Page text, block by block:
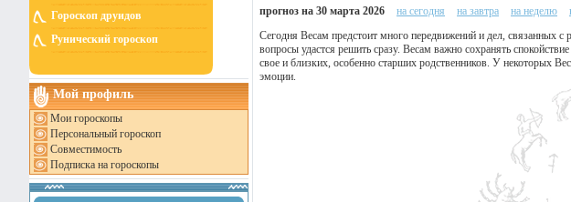
Гороскоп друидов
Рунический гороскоп
Мой профиль
Мои гороскопы
Персональный гороскоп
Совместимость
Подписка на гороскопы
прогноз на 30 марта 2026 на сегодня на завтра на неделю
Сегодня Весам предстоит много передвижений и дел, связанных
вопросы удастся решить сразу. Весам важно сохранять
свое и близких, особенно старших родственников. У некоторых
эмоции.